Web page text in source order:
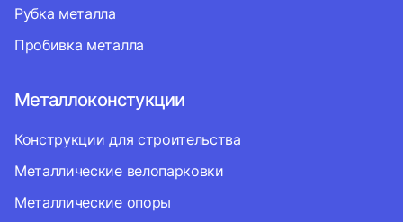
Рубка металла
Пробивка металла
Металлоконстукции
Конструкции для строительства
Металлические велопарковки
Металлические опоры